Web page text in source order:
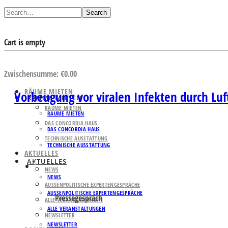
Search
Cart is empty
Zwischensumme:€0.00
RÄUME MIETEN
RÄUME MIETEN
DAS CONCORDIA HAUS
TECHNISCHE AUSSTATTUNG
AKTUELLES
NEWS
AUSSENPOLITISCHE EXPERTENGESPRÄCHE
ALLE VERANSTALTUNGEN
NEWSLETTER
RÄUME MIETEN
RÄUME MIETEN
DAS CONCORDIA HAUS
TECHNISCHE AUSSTATTUNG
AKTUELLES
NEWS
AUSSENPOLITISCHE EXPERTENGESPRÄCHE
ALLE VERANSTALTUNGEN
NEWSLETTER
Vorbeugung vor viralen Infekten durch
Pressegespräch